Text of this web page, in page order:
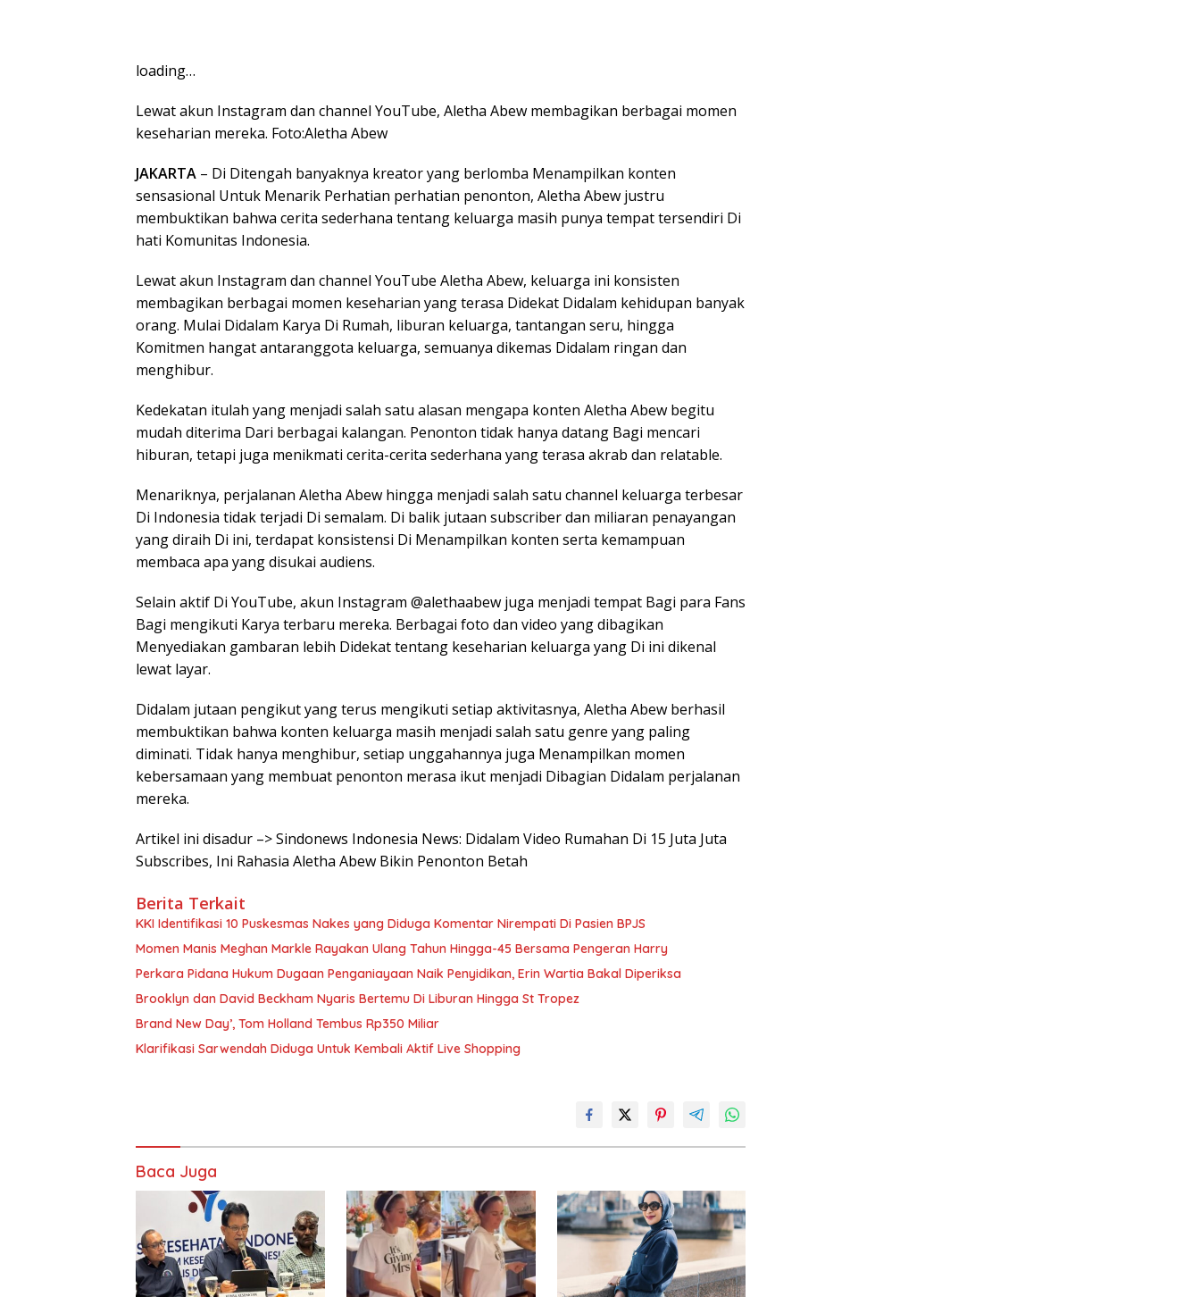
loading…
Lewat akun Instagram dan channel YouTube, Aletha Abew membagikan berbagai momen
keseharian mereka. Foto:Aletha Abew
JAKARTA – Di Ditengah banyaknya kreator yang berlomba Menampilkan konten
sensasional Untuk Menarik Perhatian perhatian penonton, Aletha Abew justru
membuktikan bahwa cerita sederhana tentang keluarga masih punya tempat tersendiri Di
hati Komunitas Indonesia.
Lewat akun Instagram dan channel YouTube Aletha Abew, keluarga ini konsisten
membagikan berbagai momen keseharian yang terasa Didekat Didalam kehidupan banyak
orang. Mulai Didalam Karya Di Rumah, liburan keluarga, tantangan seru, hingga
Komitmen hangat antaranggota keluarga, semuanya dikemas Didalam ringan dan
menghibur.
Kedekatan itulah yang menjadi salah satu alasan mengapa konten Aletha Abew begitu
mudah diterima Dari berbagai kalangan. Penonton tidak hanya datang Bagi mencari
hiburan, tetapi juga menikmati cerita-cerita sederhana yang terasa akrab dan relatable.
Menariknya, perjalanan Aletha Abew hingga menjadi salah satu channel keluarga terbesar
Di Indonesia tidak terjadi Di semalam. Di balik jutaan subscriber dan miliaran penayangan
yang diraih Di ini, terdapat konsistensi Di Menampilkan konten serta kemampuan
membaca apa yang disukai audiens.
Selain aktif Di YouTube, akun Instagram @alethaabew juga menjadi tempat Bagi para Fans
Bagi mengikuti Karya terbaru mereka. Berbagai foto dan video yang dibagikan
Menyediakan gambaran lebih Didekat tentang keseharian keluarga yang Di ini dikenal
lewat layar.
Didalam jutaan pengikut yang terus mengikuti setiap aktivitasnya, Aletha Abew berhasil
membuktikan bahwa konten keluarga masih menjadi salah satu genre yang paling
diminati. Tidak hanya menghibur, setiap unggahannya juga Menampilkan momen
kebersamaan yang membuat penonton merasa ikut menjadi Dibagian Didalam perjalanan
mereka.
Artikel ini disadur –> Sindonews Indonesia News: Didalam Video Rumahan Di 15 Juta Juta
Subscribes, Ini Rahasia Aletha Abew Bikin Penonton Betah
Berita Terkait
KKI Identifikasi 10 Puskesmas Nakes yang Diduga Komentar Nirempati Di Pasien BPJS
Momen Manis Meghan Markle Rayakan Ulang Tahun Hingga-45 Bersama Pengeran Harry
Perkara Pidana Hukum Dugaan Penganiayaan Naik Penyidikan, Erin Wartia Bakal Diperiksa
Brooklyn dan David Beckham Nyaris Bertemu Di Liburan Hingga St Tropez
Brand New Day’, Tom Holland Tembus Rp350 Miliar
Klarifikasi Sarwendah Diduga Untuk Kembali Aktif Live Shopping
Baca Juga